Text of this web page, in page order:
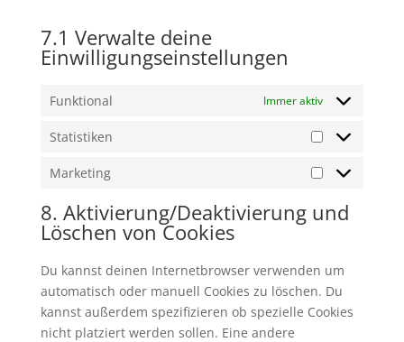
7.1 Verwalte deine
Einwilligungseinstellungen
Funktional Immer aktiv
Statistiken
Statistiken
Marketing
Marketing
8. Aktivierung/Deaktivierung und
Löschen von Cookies
Du kannst deinen Internetbrowser verwenden um
automatisch oder manuell Cookies zu löschen. Du
kannst außerdem spezifizieren ob spezielle Cookies
nicht platziert werden sollen. Eine andere